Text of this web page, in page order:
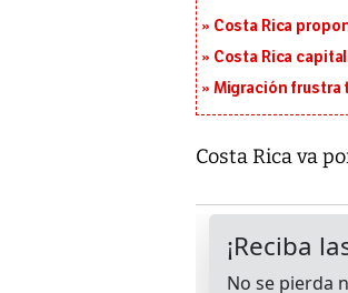
Costa Rica
Costa Rica
Migración frustra
Costa Rica va